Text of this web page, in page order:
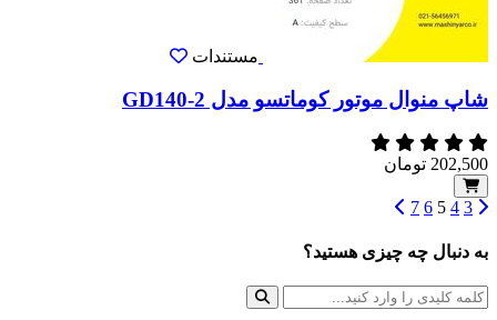
مستندات
شاپ منوال موتور کوماتسو مدل GD140-2
202,500 تومان
3
4
5
6
7
به دنبال چه چیزی هستید؟